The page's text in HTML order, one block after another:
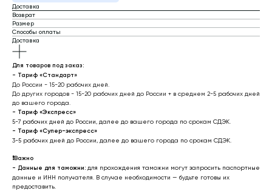
Доставка
Возврат
Размер
Способы оплаты
Доставка
Для товаров под заказ:
- Тариф «Стандарт»
До России - 15-20 рабочих дней.
До других городов - 15-20 рабочих дней до России + в среднем 2-5 рабочих дней
до вашего города.
- Тариф «Экспресс»
5-7 рабочих дней до России, далее до вашего города по срокам СДЭК.
- Тариф «Супер-экспресс»
3-5 рабочих дней до России, далее до вашего города по срокам СДЭК.
❗️Важно
- Данные для таможни: для прохождения таможни могут запросить паспортные
данные и ИНН получателя. В случае необходимости — будьте готовы их
предоставить.